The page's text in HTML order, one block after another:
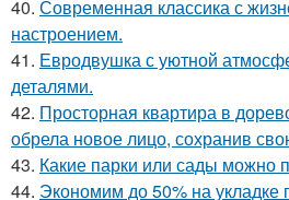
40. Современная классика с
настроением.
41. Евродвушка с уютной
деталями.
42. Просторная квартира в
обрела новое лицо, сохранив
43. Какие парки или сады можно
44. Экономим до 50% на укладке